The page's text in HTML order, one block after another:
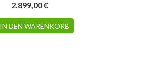
2.899,00 €
IN DEN WARENKORB